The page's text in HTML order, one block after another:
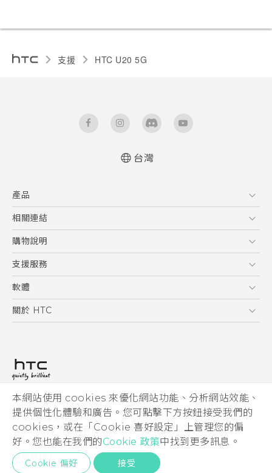
本網站使用 cookies 來優化網站功能、分析網站效能、
提供個性化體驗和廣告。您可點擊下方按鈕接受我們的
cookies，或在「Cookie 喜好設定」上管理您的偏
好。您也能在我們的Cookie 政策中找到更多訊息。
Cookie 偏好 接受
支援 ‎HTC U20 5G‎
User manual
台灣
產品
5G
智慧型手機
配件
相關連結
HTC Research
購物說明
購物須知
訂單管理
付款方式
支援服務
到府收送維修服務
服務中心資訊
客戶服務佈告欄
軟體
應用程式
HTC Sync Manager
關於 HTC
投資人
隱私權政策
產品安全性
Cookie
Security and Privacy Whitepaper
© 2011-2026 HTC Corporation
HTC 法律文件
宏達國際電子股份有限公司 | 統一編號16003518
隱私聯絡:Global-Privacy@htc.com